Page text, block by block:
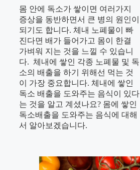
몸 안에 독소가 쌓이면 여러가지
증상을 동반하면서 큰 병의 원인이
되기도 합니다. 체내 노폐물이 빠
진다면 배가 들어가고 몸이 한결
가벼워 지는 것을 느낄 수 있습니
다. 체내에 쌓인 각종 노폐물 및 독
소의 배출을 하기 위해선 먹는 것
이 가장 중요합니다. 체내에 쌓인
독소 배출을 도와주는 음식이 있다
는 것을 알고 계셨나요? 몸에 쌓인
독소배출을 도와주는 음식에 대해
서 알아보겠습니다.